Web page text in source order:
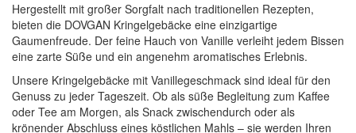
Hergestellt mit großer Sorgfalt nach traditionellen Rezepten,
bieten die DOVGAN Kringelgebäcke eine einzigartige
Gaumenfreude. Der feine Hauch von Vanille verleiht jedem Bissen
eine zarte Süße und ein angenehm aromatisches Erlebnis.
Unsere Kringelgebäcke mit Vanillegeschmack sind ideal für den
Genuss zu jeder Tageszeit. Ob als süße Begleitung zum Kaffee
oder Tee am Morgen, als Snack zwischendurch oder als
krönender Abschluss eines köstlichen Mahls – sie werden Ihren